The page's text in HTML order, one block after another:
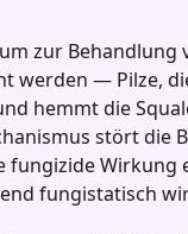
zur Behandlung
werden — Pilze,
hemmt die
stört die
Wirkung
fungistatisch